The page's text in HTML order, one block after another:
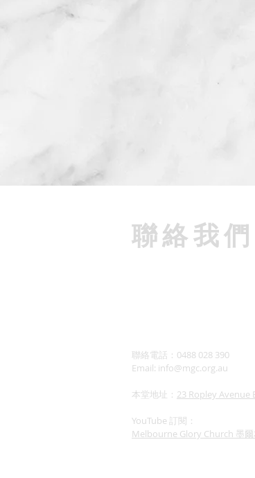
C
​聯絡我們
聯絡電話：0488 028 390
Email: info@mgc.org.au
本堂地址： 23 Ropley Avenue
YouTube 訂閱：
Melbourne Glory Church 墨